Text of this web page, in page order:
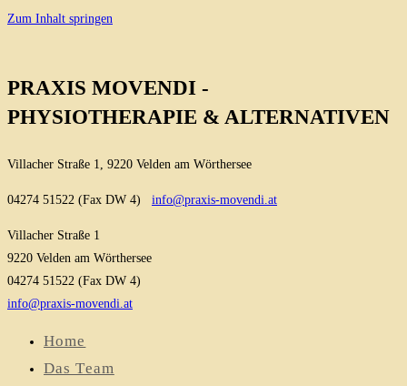
Zum Inhalt springen
PRAXIS MOVENDI -
PHYSIOTHERAPIE & ALTERNATIVEN
Villacher Straße 1, 9220 Velden am Wörthersee
04274 51522 (Fax DW 4) info@praxis-movendi.at
Villacher Straße 1
9220 Velden am Wörthersee
04274 51522 (Fax DW 4)
info@praxis-movendi.at
Home
Das Team